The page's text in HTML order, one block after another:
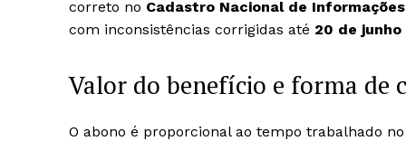
correto no Cadastro Nacional de
com inconsistências corrigidas até 20 de junho
Valor do benefício e forma de
O abono é proporcional ao tempo trabalhado